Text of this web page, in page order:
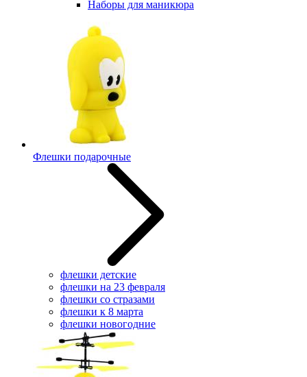
Наборы для маникюра
Флешки подарочные
флешки детские
флешки на 23 февраля
флешки со стразами
флешки к 8 марта
флешки новогодние